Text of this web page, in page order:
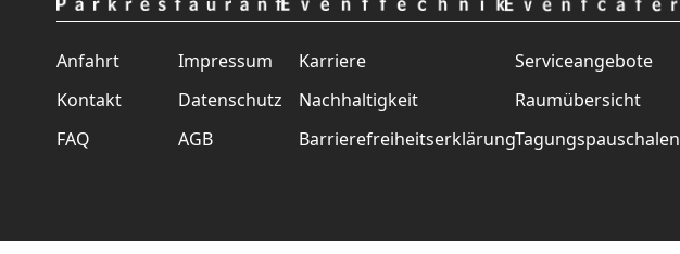
Anfahrt
Kontakt
FAQ
Impressum
Datenschutz
AGB
Karriere
Nachhaltigkeit
Barrierefreiheitserklärung
Serviceangebote
Raumübersicht
Tagungspauschalen